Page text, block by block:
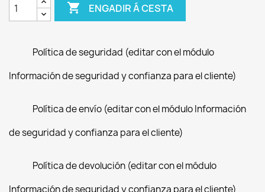
 ENGADIR Á CESTA
Política de seguridad (editar con el módulo
Información de seguridad y confianza para el cliente)
Política de envío (editar con el módulo Información
de seguridad y confianza para el cliente)
Política de devolución (editar con el módulo
Información de seguridad y confianza para el cliente)